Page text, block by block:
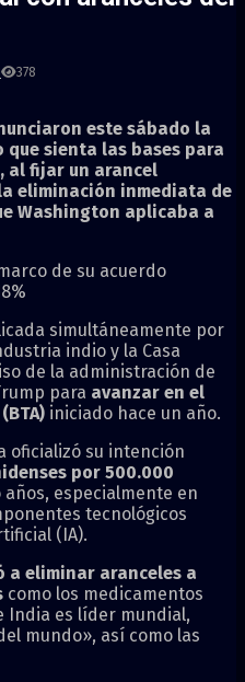
378
este sábado la
sienta las bases para
al fijar un arancel
eliminación inmediata de
Washington aplicaba a
de su acuerdo
simultáneamente por
indio y la Casa
de la administración de
para avanzar en el
iniciado hace un año.
oficializó su intención
por 500.000
años, especialmente en
tecnológicos
(IA).
a eliminar aranceles a
como los medicamentos
India es líder mundial,
mundo», así como las